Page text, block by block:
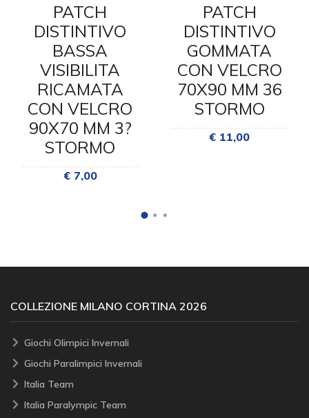
PATCH
DISTINTIVO
BASSA
VISIBILITA
RICAMATA
CON VELCRO
90X70 MM 3?
STORMO
€ 7,00
PATCH
DISTINTIVO
GOMMATA
CON VELCRO
70X90 MM 36
STORMO
€ 11,00
COLLEZIONE MILANO CORTINA 2026
Giochi Olimpici Invernali
Giochi Paralimpici Invernali
Italia Team
Italia Paralympic Team